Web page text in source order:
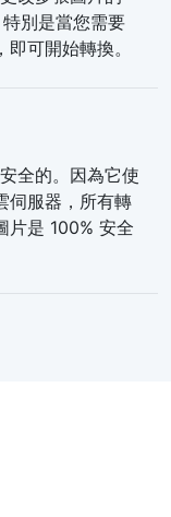
別是當您需要
可開始轉換。
全的。因為它使
伺服器，所有轉
片是 100% 安全